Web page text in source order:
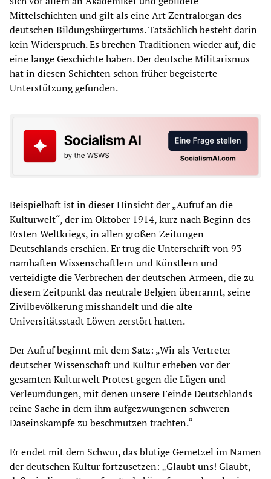
Mittelschichten und gilt als eine Art Zentralorgan des
deutschen Bildungsbürgertums. Tatsächlich besteht darin
kein Widerspruch. Es brechen Traditionen wieder auf, die
eine lange Geschichte haben. Der deutsche Militarismus
hat in diesen Schichten schon früher begeisterte
Unterstützung gefunden.
Beispielhaft ist in dieser Hinsicht der „Aufruf an die
Kulturwelt“, der im Oktober 1914, kurz nach Beginn des
Ersten Weltkriegs, in allen großen Zeitungen
Deutschlands erschien. Er trug die Unterschrift von 93
namhaften Wissenschaftlern und Künstlern und
verteidigte die Verbrechen der deutschen Armeen, die zu
diesem Zeitpunkt das neutrale Belgien überrannt, seine
Zivilbevölkerung misshandelt und die alte
Universitätsstadt Löwen zerstört hatten.
Der Aufruf beginnt mit dem Satz: „Wir als Vertreter
deutscher Wissenschaft und Kultur erheben vor der
gesamten Kulturwelt Protest gegen die Lügen und
Verleumdungen, mit denen unsere Feinde Deutschlands
reine Sache in dem ihm aufgezwungenen schweren
Daseinskampfe zu beschmutzen trachten.“
Er endet mit dem Schwur, das blutige Gemetzel im Namen
der deutschen Kultur fortzusetzen: „Glaubt uns! Glaubt,